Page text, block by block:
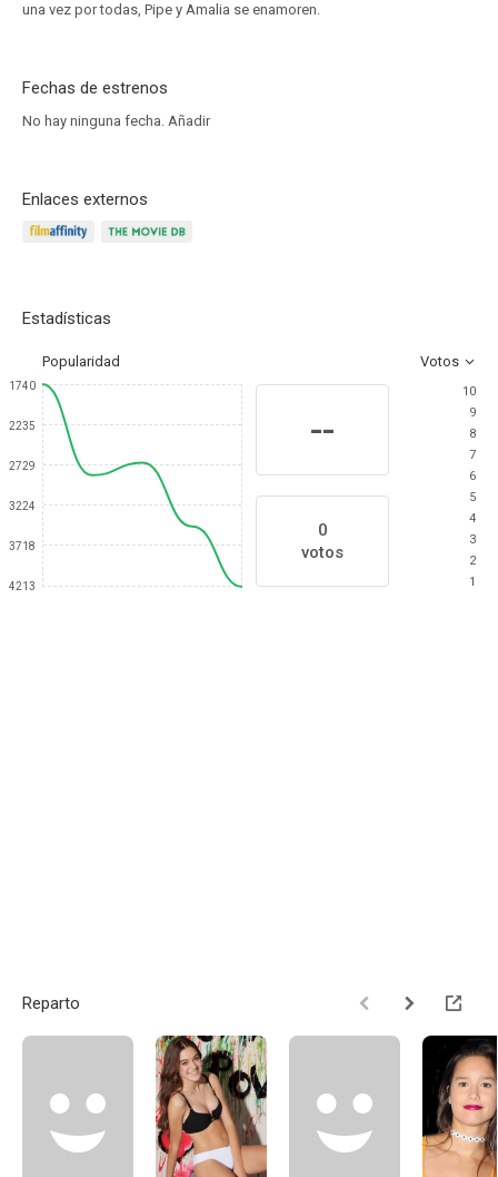
una vez por todas, Pipe y Amalia se enamoren.
Fechas de estrenos
No hay ninguna fecha. Añadir
Enlaces externos
Estadísticas
Popularidad Votos
1740
2235
2729
3224
3718
4213
--
0
votos
10
9
8
7
6
5
4
3
2
1
Reparto